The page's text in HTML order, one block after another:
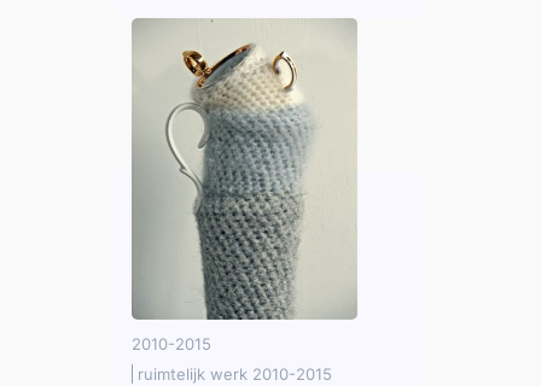
2010-2015
ruimtelijk werk 2010-2015